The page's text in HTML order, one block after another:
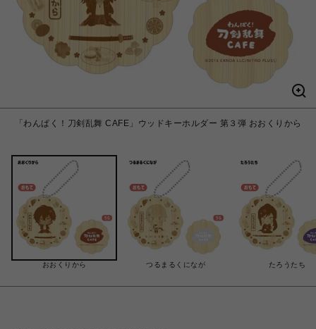
「わんぱく！刀剣乱舞 CAFE」ウッドキーホルダー 第３弾 おおくりから
おおくりから つるまるくになが たろうたち